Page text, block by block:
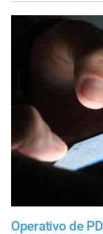
Operativo de